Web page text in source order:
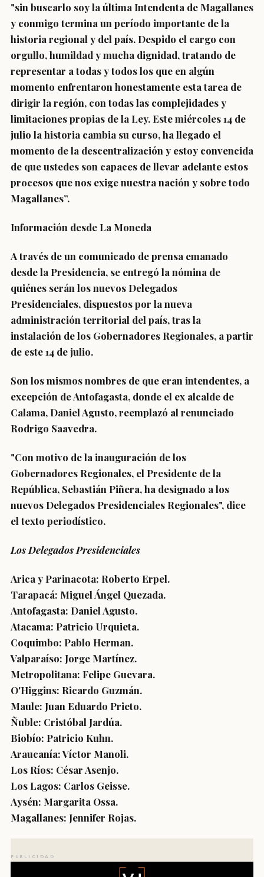
"sin buscarlo soy la última Intendenta de Magallanes
y conmigo termina un período importante de la
historia regional y del país. Despido el cargo con
orgullo, humildad y mucha dignidad, tratando de
representar a todas y todos los que en algún
momento enfrentaron honestamente esta tarea de
dirigir la región, con todas las complejidades y
limitaciones propias de la Ley. Este miércoles 14 de
julio la historia cambia su curso, ha llegado el
momento de la descentralización y estoy convencida
de que ustedes son capaces de llevar adelante estos
procesos que nos exige nuestra nación y sobre todo
Magallanes”.
Información desde La Moneda
A través de un comunicado de prensa emanado
desde la Presidencia, se entregó la nómina de
quiénes serán losnuevos Delegados
Presidenciales, dispuestos por la nueva
administración territorial del país, tras la
instalación de los Gobernadores Regionales, a partir
de este 14 de julio.
Son los mismos nombres de que eran intendentes, a
excepción de Antofagasta, donde el ex alcalde de
Calama, Daniel Agusto, reemplazó al renunciado
Rodrigo Saavedra.
"Con motivo de la inauguración de los
Gobernadores Regionales, el Presidente de la
República, Sebastián Piñera, ha designado a los
nuevos Delegados Presidenciales Regionales", dice
el texto periodístico.
Los Delegados Presidenciales
Arica y Parinacota: Roberto Erpel.
Tarapacá: Miguel Ángel Quezada.
Antofagasta: Daniel Agusto.
Atacama: Patricio Urquieta.
Coquimbo: Pablo Herman.
Valparaíso: Jorge Martínez.
Metropolitana: Felipe Guevara.
O'Higgins: Ricardo Guzmán.
Maule: Juan Eduardo Prieto.
Ñuble: Cristóbal Jardúa.
Biobío: Patricio Kuhn.
Araucanía: Víctor Manoli.
Los Ríos: César Asenjo.
Los Lagos: Carlos Geisse.
Aysén: Margarita Ossa.
Magallanes: Jennifer Rojas.
PUBLICIDAD